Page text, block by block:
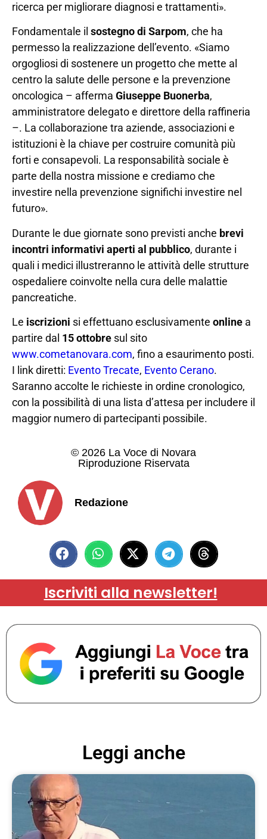
ricerca per migliorare diagnosi e trattamenti».
Fondamentale il sostegno di Sarpom, che ha
permesso la realizzazione dell’evento. «Siamo
orgogliosi di sostenere un progetto che mette al
centro la salute delle persone e la prevenzione
oncologica – afferma Giuseppe Buonerba,
amministratore delegato e direttore della raffineria
–. La collaborazione tra aziende, associazioni e
istituzioni è la chiave per costruire comunità più
forti e consapevoli. La responsabilità sociale è
parte della nostra missione e crediamo che
investire nella prevenzione significhi investire nel
futuro».
Durante le due giornate sono previsti anche brevi
incontri informativi aperti al pubblico, durante i
quali i medici illustreranno le attività delle strutture
ospedaliere coinvolte nella cura delle malattie
pancreatiche.
Le iscrizioni si effettuano esclusivamente online a
partire dal 15 ottobre sul sito
www.cometanovara.com, fino a esaurimento posti.
I link diretti: Evento Trecate, Evento Cerano.
Saranno accolte le richieste in ordine cronologico,
con la possibilità di una lista d’attesa per includere il
maggior numero di partecipanti possibile.
© 2026 La Voce di Novara
Riproduzione Riservata
Redazione
Iscriviti alla newsletter!
Leggi anche